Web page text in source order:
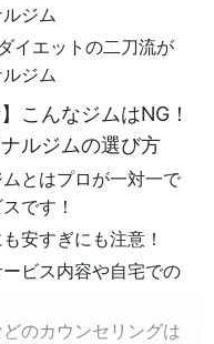
ジム
イエットの二刀流が
ジム
こんなジムはNG！
ルジムの選び方
とはプロが一対一で
です！
安すぎにも注意！
ビス内容や自宅での
のカウンセリングは